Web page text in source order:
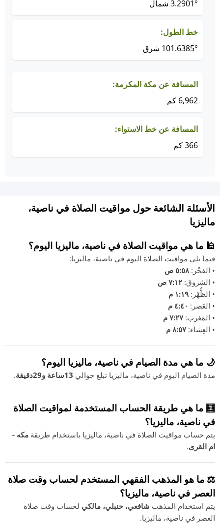
3.2901° شمال
خط الطول:
101.6385° شرق
المسافة عن مكة المكرمة:
6,962 كم
المسافة عن خط الاستواء:
366 كم
الأسئلة الشائعة حول مواقيت الصلاة في ناصية،
ماليزيا
🕌 ما هي مواقيت الصلاة في ناصية، ماليزيا اليوم؟
فيما يلي مواقيت الصلاة اليوم في ناصية، ماليزيا:
• الفجْر:٥:٥٨ ص
• الشروق: ٧:١٢ ص
• الظُّهْر: ١:١٩ م
• العَصر: ٤:٤٠ م
• المَغرب:٧:٢٧ م
• العِشاء:٨:٥٧ م
🌙 ما هي مدة الصيام في ناصية، ماليزيا اليوم؟
مدة الصيام اليوم في ناصية، ماليزيا تبلغ حوالي 13ساعة و29دقيقة .
🧮 ما هي طريقة الحساب المستخدمة لمواقيت الصلاة
في ناصية، ماليزيا؟
يتم حساب مواقيت الصلاة في ناصية، ماليزيا باستخدام طريقة مكه -
ام القرى.
⚖️ ما هو المذهب الفقهي المستخدم لحساب وقت صلاة
العصر في ناصية، ماليزيا؟
يتم استخدام المذهب شافعي، حنبلي، مالكي لحساب وقت صلاة
العصر في ناصية، ماليزيا.